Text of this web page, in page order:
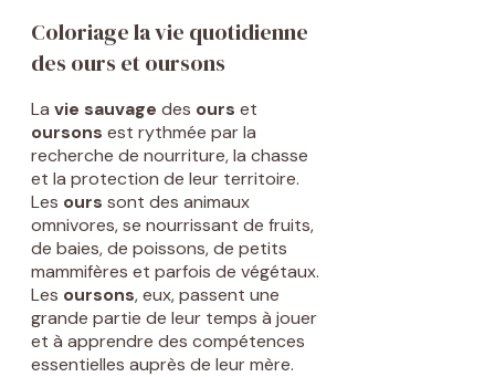
Coloriage la vie quotidienne
des ours et oursons
La vie sauvage des ours et
oursons est rythmée par la
recherche de nourriture, la chasse
et la protection de leur territoire.
Les ours sont des animaux
omnivores, se nourrissant de fruits,
de baies, de poissons, de petits
mammifères et parfois de végétaux.
Les oursons, eux, passent une
grande partie de leur temps à jouer
et à apprendre des compétences
essentielles auprès de leur mère.